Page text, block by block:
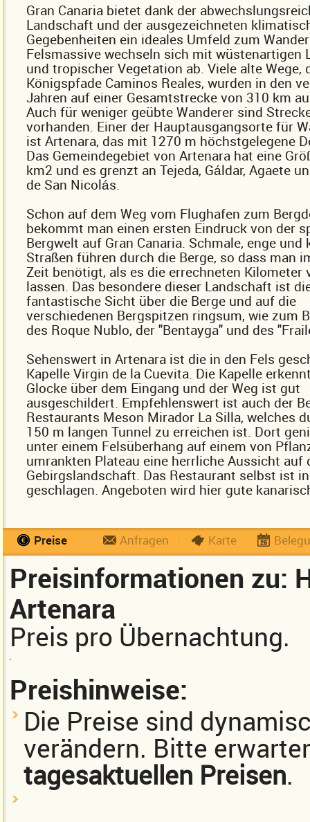
Gran Canaria bietet dank der
Landschaft und der ausgezeichneten
Gegebenheiten ein ideales Umfeld zum
Felsmassive wechseln sich mit wüstenartigen
und tropischer Vegetation ab. Viele alte Wege,
Königspfade Caminos Reales, wurden in den
Jahren auf einer Gesamtstrecke von 310 km
Auch für weniger geübte Wanderer sind
vorhanden. Einer der Hauptausgangsorte für
ist Artenara, das mit 1270 m höchstgelegene
Das Gemeindegebiet von Artenara hat eine
km2 und es grenzt an Tejeda, Gáldar, Agaete
de San Nicolás.
Schon auf dem Weg vom Flughafen zum
bekommt man einen ersten Eindruck von der
Bergwelt auf Gran Canaria. Schmale, enge und
Straßen führen durch die Berge, so dass man
Zeit benötigt, als es die errechneten Kilometer
lassen. Das besondere dieser Landschaft ist
fantastische Sicht über die Berge und auf die
verschiedenen Bergspitzen ringsum, wie zum
des Roque Nublo, der "Bentayga" und des
Sehenswert in Artenara ist die in den Fels
Kapelle Virgin de la Cuevita. Die Kapelle
Glocke über dem Eingang und der Weg ist gut
ausgeschildert. Empfehlenswert ist auch der
Restaurants Meson Mirador La Silla, welches
150 m langen Tunnel zu erreichen ist. Dort
unter einem Felsüberhang auf einem von
umrankten Plateau eine herrliche Aussicht auf
Gebirgslandschaft. Das Restaurant selbst ist
geschlagen. Angeboten wird hier gute
Preise Anfragen Karte
Preisinformationen zu:
Artenara
Preis pro Übernachtung.
Preishinweise:
Die Preise sind
verändern. Bitte
tagesaktuellen Preisen.